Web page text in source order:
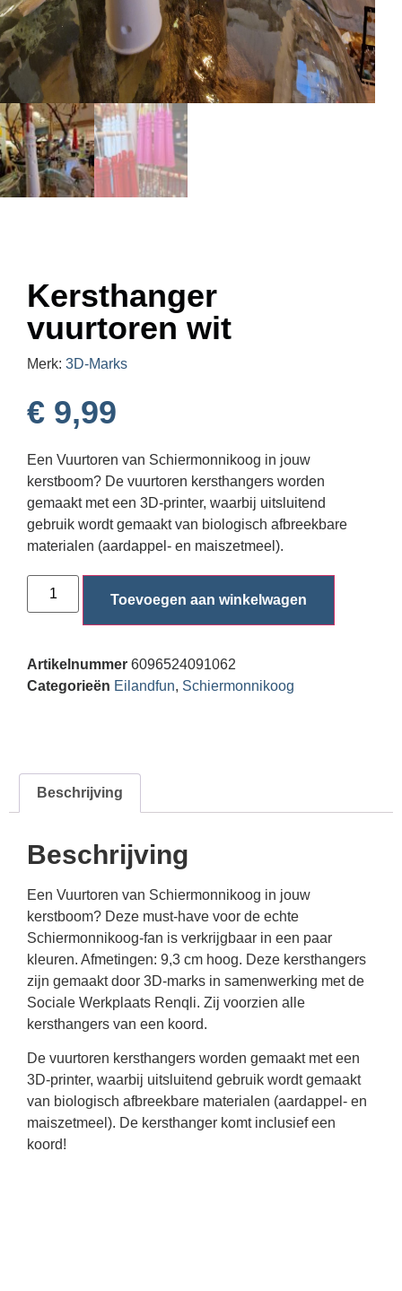
Kersthanger
vuurtoren wit
Merk: 3D-Marks
€ 9,99
Een Vuurtoren van Schiermonnikoog in jouw
kerstboom? De vuurtoren kersthangers worden
gemaakt met een 3D-printer, waarbij uitsluitend
gebruik wordt gemaakt van biologisch afbreekbare
materialen (aardappel- en maiszetmeel).
Toevoegen aan winkelwagen
Artikelnummer 6096524091062
Categorieën Eilandfun, Schiermonnikoog
Beschrijving
Beschrijving
Een Vuurtoren van Schiermonnikoog in jouw
kerstboom? Deze must-have voor de echte
Schiermonnikoog-fan is verkrijgbaar in een paar
kleuren. Afmetingen: 9,3 cm hoog. Deze kersthangers
zijn gemaakt door 3D-marks in samenwerking met de
Sociale Werkplaats Renqli. Zij voorzien alle
kersthangers van een koord.
De vuurtoren kersthangers worden gemaakt met een
3D-printer, waarbij uitsluitend gebruik wordt gemaakt
van biologisch afbreekbare materialen (aardappel- en
maiszetmeel). De kersthanger komt inclusief een
koord!